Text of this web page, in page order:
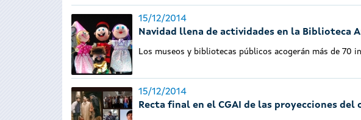
15/12/2014
Navidad llena de actividades en la Biblioteca
Los museos y bibliotecas públicos acogerán más de 70
15/12/2014
Recta final en el CGAI de las proyecciones del